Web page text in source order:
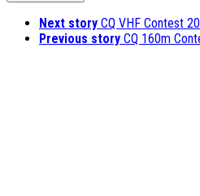
Next story CQ VHF Contest
Previous story CQ 160m